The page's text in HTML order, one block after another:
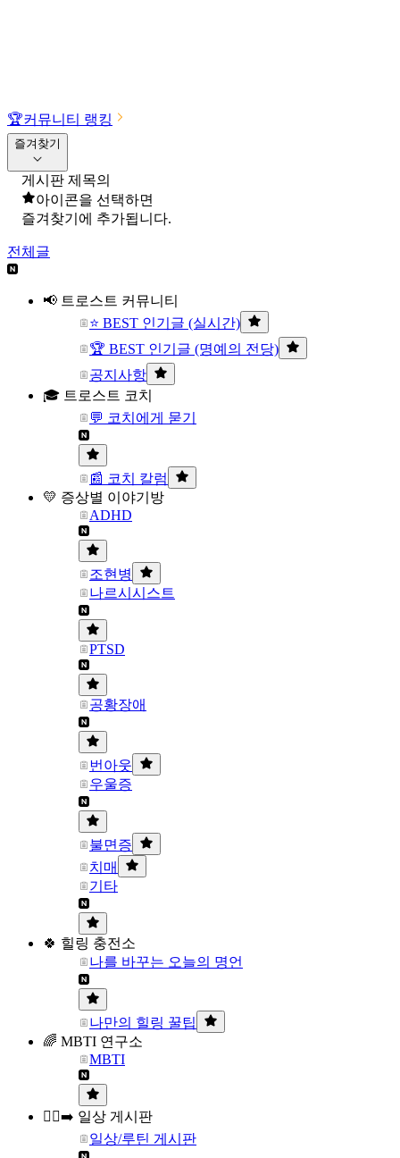
🏆커뮤니티 랭킹
즐겨찾기
게시판 제목의
아이콘을 선택하면
즐겨찾기에 추가됩니다.
전체글
📢 트로스트 커뮤니티
⭐ BEST 인기글 (실시간)
🏆 BEST 인기글 (명예의 전당)
공지사항
🎓 트로스트 코치
💬 코치에게 묻기
📰 코치 칼럼
💛 증상별 이야기방
ADHD
조현병
나르시시스트
PTSD
공황장애
번아웃
우울증
불면증
치매
기타
🍀 힐링 충전소
나를 바꾸는 오늘의 명언
나만의 힐링 꿀팁
🌈 MBTI 연구소
MBTI
🏃‍♀️‍➡️ 일상 게시판
일상/루틴 게시판